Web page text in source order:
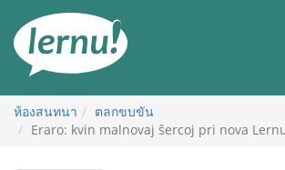
สารบัญ
ห้องสนทนา
ตลกขบขัน
Eraro: kvin malnovaj ŝercoj pri nova